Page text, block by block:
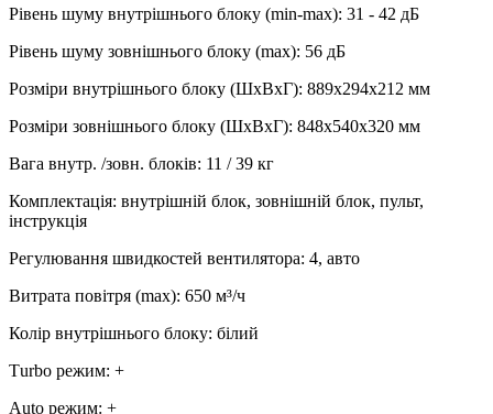
Рівень шуму внутрішнього блоку (min-max): 31 - 42 дБ
Рівень шуму зовнішнього блоку (max): 56 дБ
Розміри внутрішнього блоку (ШхВхГ): 889x294x212 мм
Розміри зовнішнього блоку (ШхВхГ): 848х540х320 мм
Вага внутр. /зовн. блоків: 11 / 39 кг
Комплектація: внутрішній блок, зовнішній блок, пульт,
інструкція
Регулювання швидкостей вентилятора: 4, авто
Витрата повітря (max): 650 м³/ч
Колір внутрішнього блоку: білий
Тurbo режим: +
Аuto режим: +